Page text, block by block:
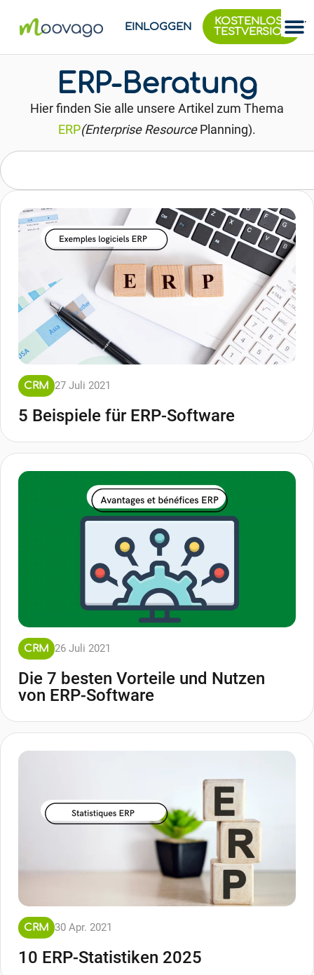
EINLOGGEN
KOSTENLOSE
TESTVERSION
ERP-Beratung
Hier finden Sie alle unsere Artikel zum Thema
ERP(Enterprise ResourcePlanning).
CRM 27 Juli 2021
5 Beispiele für ERP-Software
CRM 26 Juli 2021
Die 7 besten Vorteile und Nutzen
von ERP-Software
CRM 30 Apr. 2021
10 ERP-Statistiken 2025